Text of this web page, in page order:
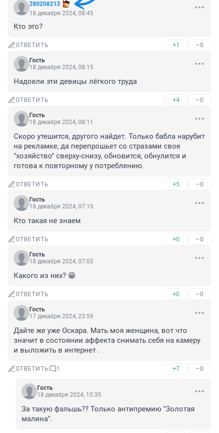
280208213
18 декабря 2024, 08:45
Кто это?
ОТВЕТИТЬ +1 –0
Гость
18 декабря 2024, 08:15
Надоели эти девицы лёгкого труда
ОТВЕТИТЬ +4 –0
Гость
18 декабря 2024, 08:11
Скоро утешится, другого найдет. Только бабла нарубит
на рекламке, да перепрошьет со стразами свое
"хозяйство" сверху-снизу, обновится, обнулится и
готова к повторному у потреблению.
ОТВЕТИТЬ +5 –0
Гость
18 декабря 2024, 07:15
Кто такая не знаем
ОТВЕТИТЬ +0 –0
Гость
18 декабря 2024, 07:05
Какого из них? 😁
ОТВЕТИТЬ +0 –0
Гость
17 декабря 2024, 23:59
Дайте же уже Оскара. Мать моя женщина, вот что
значит в состоянии аффекта снимать себя на камеру
и выложить в интернет .
ОТВЕТИТЬ 1 +7 –0
Гость
18 декабря 2024, 15:35
За такую фальшь?? Только антипремию "Золотая
малина".